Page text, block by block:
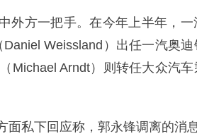
外方一把手。在今年上半年，
Weissland）出任一汽奥
Michael Arndt）则转任大众汽
私下回应称，郭永锋调离的消